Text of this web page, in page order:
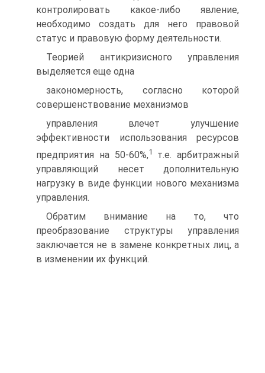
контролировать какое-либо явление,
необходимо создать для него правовой
статус и правовую форму деятельности.
Теорией антикризисного управления
выделяется еще одна
закономерность, согласно которой
совершенствование механизмов
управления влечет улучшение
эффективности использования ресурсов
предприятия на 50-60%,1
т.е. арбитражный
управляющий несет дополнительную
нагрузку в виде функции нового механизма
управления.
Обратим внимание на то, что
преобразование структуры управления
заключается не в замене конкретных лиц, а
в изменении их функций.